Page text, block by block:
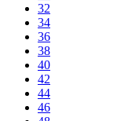
32
34
36
38
40
42
44
46